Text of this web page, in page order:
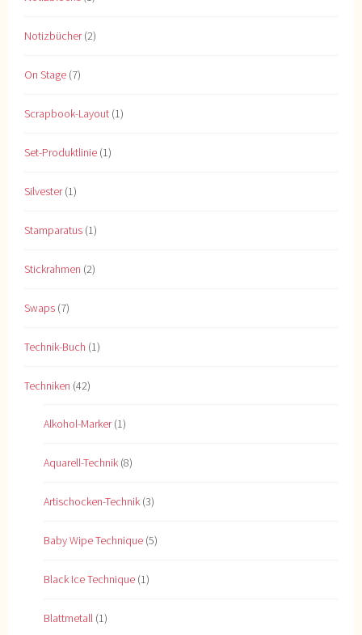
Notizbücher(2)
On Stage (7)
Scrapbook-Layout (1)
Set-Produktlinie (1)
Silvester(1)
Stamparatus (1)
Stickrahmen (2)
Swaps (7)
Technik-Buch (1)
Techniken (42)
Alkohol-Marker(1)
Aquarell-Technik (8)
Artischocken-Technik (3)
Baby Wipe Technique (5)
Black Ice Technique (1)
Blattmetall (1)